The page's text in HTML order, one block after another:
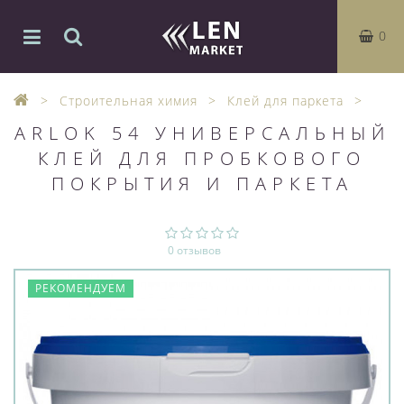
0
Строительная химия Клей для паркета
ARLOK 54 УНИВЕРСАЛЬНЫЙ
КЛЕЙ ДЛЯ ПРОБКОВОГО
ПОКРЫТИЯ И ПАРКЕТА
0 отзывов
РЕКОМЕНДУЕМ